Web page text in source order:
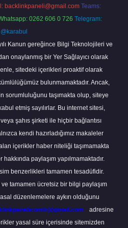
backlinkpaneli@gmail.com Teams:
0262 606 0 726 Telegram:
@karabul
Kanun gereğince Bilgi Teknolojileri ve
onaylanmış bir Yer Sağlayıcı olarak
sitedeki içerikleri proaktif olarak
bulunmamaktadır. Ancak,
sorumluluğunu taşımakta olup, siteye
etmiş sayılırlar. Bu internet sitesi,
şahıs şirketi ile hiçbir bağlantısı
kendi hazırladığımız makaleler
içerikler haber niteliği taşımamakta
paylaşım yapılmamaktadır.
benzerlikleri tamamen tesadüfidir.
tamamen ücretsiz bir bilgi paylaşım
düzenlemelere aykırı olduğunu
adresine
yasal süre içerisinde sitemizden